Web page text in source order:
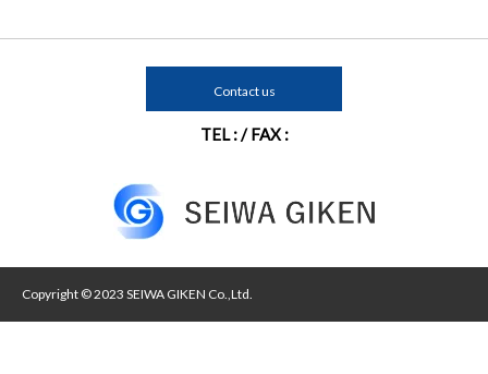
Contact us
TEL : / FAX :
Copyright © 2023 SEIWA GIKEN Co.,Ltd.